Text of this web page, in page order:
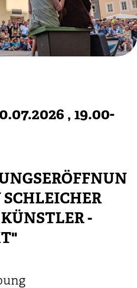
, 19.00-
SCHLEICHER
KÜNSTLER -